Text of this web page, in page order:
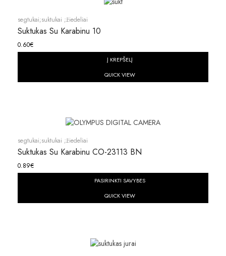
segtukai;suktukai ;žiedeliai
Suktukas Su Karabinu 10
0.60€
Į KREPŠELĮ
QUICK VIEW
segtukai;suktukai ;žiedeliai
Suktukas Su Karabinu CO-23113 BN
0.89€
PASIRINKTI SAVYBES
QUICK VIEW